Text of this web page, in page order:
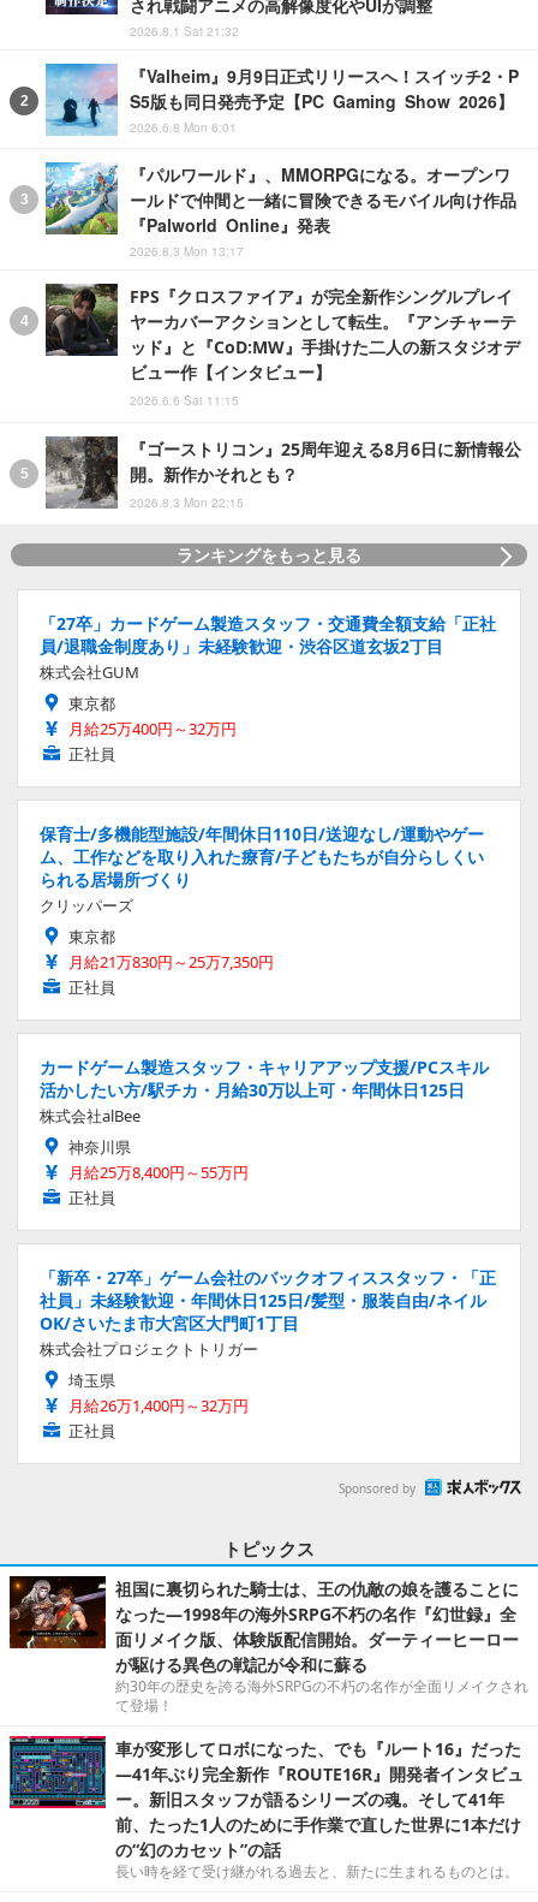
され戦闘アニメの高解像度化やUIが調整
2026.8.1 Sat 21:32
『Valheim』9月9日正式リリースへ！スイッチ2・P
S5版も同日発売予定【PC Gaming Show 2026】
2026.6.8 Mon 6:01
『パルワールド』、MMORPGになる。オープンワ
ールドで仲間と一緒に冒険できるモバイル向け作品
『Palworld Online』発表
2026.8.3 Mon 13:17
FPS『クロスファイア』が完全新作シングルプレイ
ヤーカバーアクションとして転生。『アンチャーテ
ッド』と『CoD:MW』手掛けた二人の新スタジオデ
ビュー作【インタビュー】
2026.6.6 Sat 11:15
『ゴーストリコン』25周年迎える8月6日に新情報公
開。新作かそれとも？
2026.8.3 Mon 22:15
ランキングをもっと見る
「27卒」カードゲーム製造スタッフ・交通費全額支給「正社
員/退職金制度あり」未経験歓迎・渋谷区道玄坂2丁目
株式会社GUM
東京都
月給25万400円～32万円
正社員
保育士/多機能型施設/年間休日110日/送迎なし/運動やゲー
ム、工作などを取り入れた療育/子どもたちが自分らしくい
られる居場所づくり
クリッパーズ
東京都
月給21万830円～25万7,350円
正社員
カードゲーム製造スタッフ・キャリアアップ支援/PCスキル
活かしたい方/駅チカ・月給30万以上可・年間休日125日
株式会社alBee
神奈川県
月給25万8,400円～55万円
正社員
「新卒・27卒」ゲーム会社のバックオフィススタッフ・「正
社員」未経験歓迎・年間休日125日/髪型・服装自由/ネイル
OK/さいたま市大宮区大門町1丁目
株式会社プロジェクトトリガー
埼玉県
月給26万1,400円～32万円
正社員
Sponsored by
トピックス
祖国に裏切られた騎士は、王の仇敵の娘を護ることに
なった―1998年の海外SRPG不朽の名作『幻世録』全
面リメイク版、体験版配信開始。ダーティーヒーロー
が駆ける異色の戦記が令和に蘇る
約30年の歴史を誇る海外SRPGの不朽の名作が全面リメイクされ
て登場！
車が変形してロボになった、でも『ルート16』だった
―41年ぶり完全新作『ROUTE16R』開発者インタビュ
ー。新旧スタッフが語るシリーズの魂。そして41年
前、たった1人のために手作業で直した世界に1本だけ
の“幻のカセット”の話
長い時を経て受け継がれる過去と、新たに生まれるものとは。